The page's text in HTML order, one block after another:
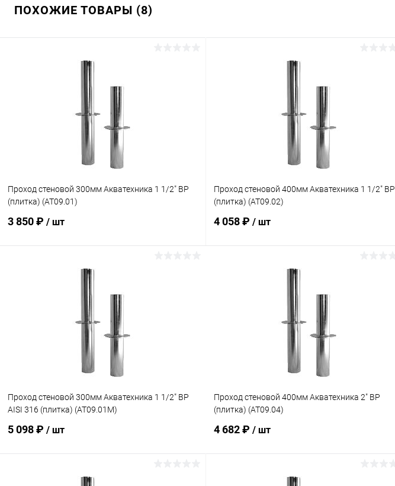
ПОХОЖИЕ ТОВАРЫ (8)
Проход стеновой 300мм Акватехника 1 1/2" ВР
(плитка) (AT09.01)
3 850 ₽ / шт
В корзину
Проход стеновой 400мм Акватехника 1 1/2" ВР
(плитка) (AT09.02)
4 058 ₽ / шт
В корзину
Проход стеновой 300мм Акватехника 1 1/2" ВР
AISI 316 (плитка) (AT09.01M)
5 098 ₽ / шт
В корзину
Проход стеновой 400мм Акватехника 2" ВР
(плитка) (AT09.04)
4 682 ₽ / шт
В корзину